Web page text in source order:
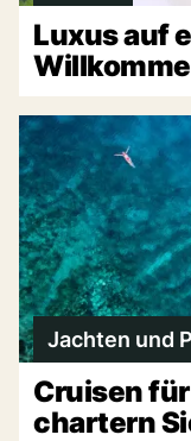
Luxus auf
Jachten und
Cruisen
chartern